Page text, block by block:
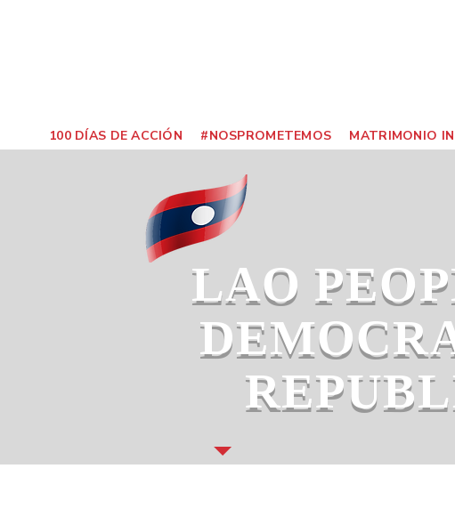
LAO
100 DÍAS DE ACCIÓN #NOSPROMETEMOS MATRIMONIO